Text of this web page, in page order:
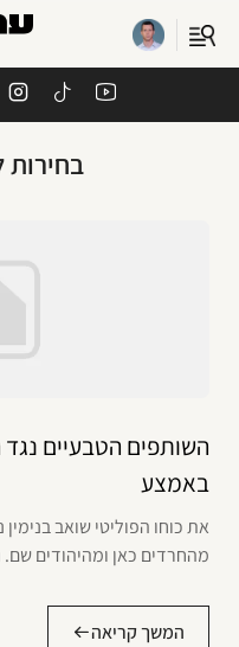
בחירות
השותפים הטבעיים
באמצע
את כוחו הפוליטי שואב
מהחרדים כאן ומהיהודים
המשך קריאה